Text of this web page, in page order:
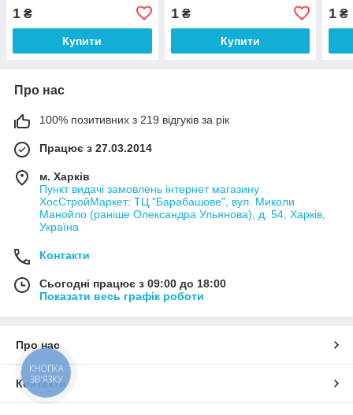
1 ₴
Купити
1₴
Купити
1 ₴
Про нас
100% позитивних з 219 відгуків за рік
Працює з 27.03.2014
м. Харків
Пункт видачі замовлень інтернет магазину
ХосСтройМаркет: ТЦ "Барабашове", вул. Миколи
Манойло (раніше Олександра Ульянова), д. 54, Харків,
Україна
Контакти
Сьогодні працює з 09:00 до 18:00
Показати весь графік роботи
Про нас
Контакти
КНОПКА
ЗВ'ЯЗКУ